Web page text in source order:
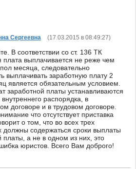
Сергеевна (17.03.2015 в 08:49:27)
В соответствии со ст. 136 ТК
плата выплачивается не реже чем
месяца, следовательно
выплачивать заработную плату 2
является обязательным условием.
заработной платы устанавливаются
распорядка, в
договоре и в трудовом договоре.
что отсутствует приставка
о том, что во всех трех
должны содержаться сроки выплаты
платы, а не в одном из них, это
юристов. Всего Вам доброго!